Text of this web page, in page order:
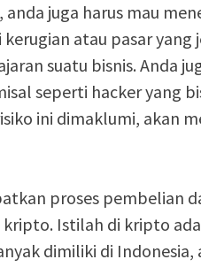
juga harus mau
atau pasar
suatu bisnis. Anda
seperti hacker yang
ini dimaklumi, akan
proses pembelian
Istilah di kripto
dimiliki di